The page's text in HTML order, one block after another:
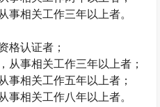
事相关工作三年以上者。
格认证者；
从事相关工作三年以上者；
事相关工作五年以上者；
事相关工作八年以上者。